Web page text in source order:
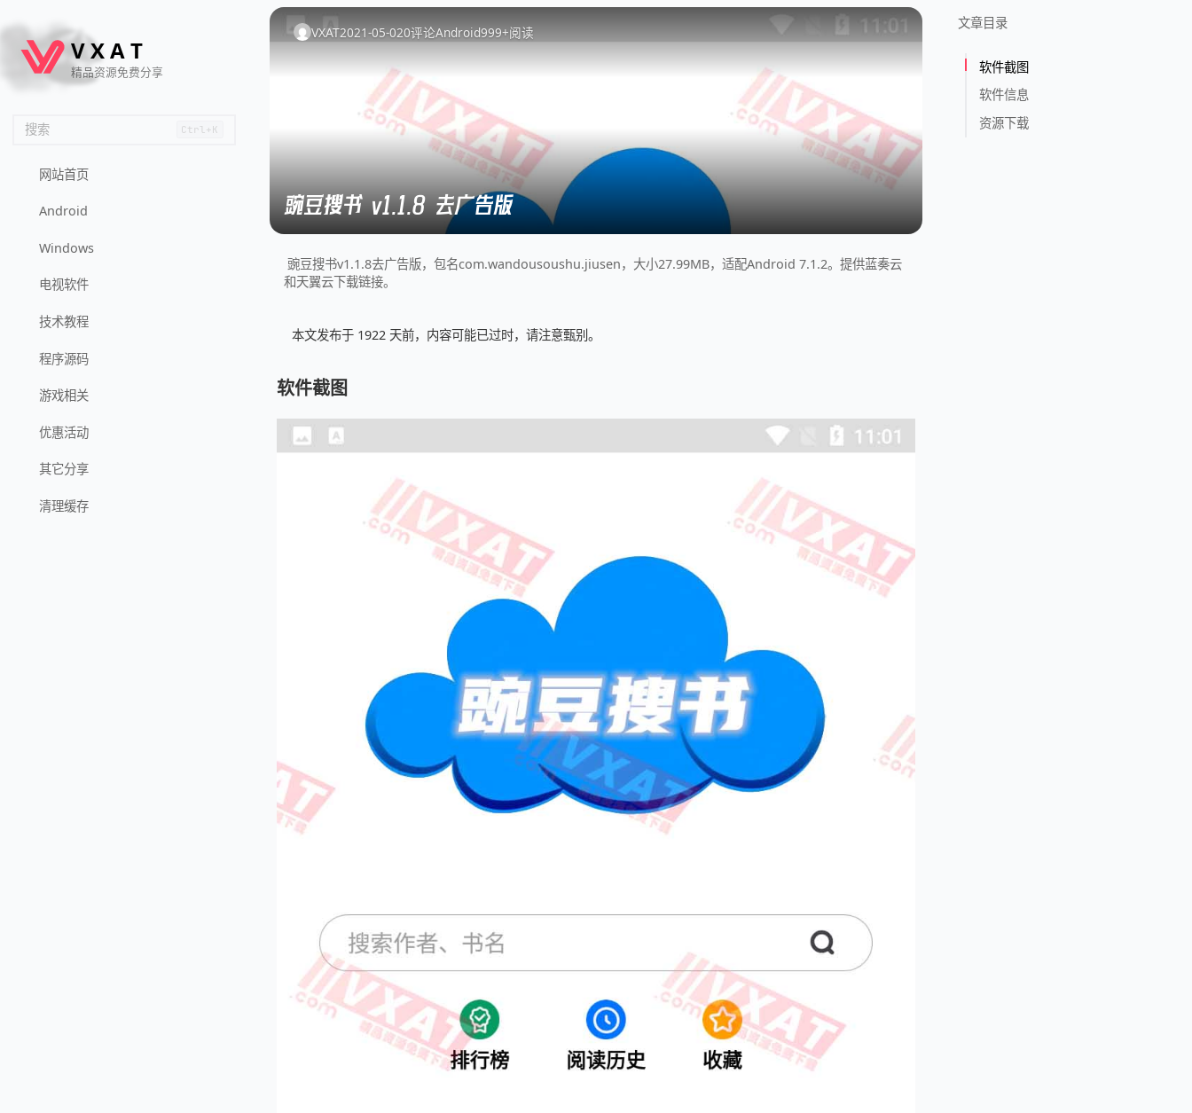
🙌
🐟
🏖️
VXA T
精品资源免费分享
搜索 Ctrl+K
网站首页
Android
Windows
电视软件
技术教程
程序源码
游戏相关
优惠活动
其它分享
清理缓存
VXAT2021-05-020评论Android999+阅读
豌豆搜书 v1.1.8 去广告版
豌豆搜书v1.1.8去广告版，包名com.wandousoushu.jiusen，大小27.99MB，适配Android 7.1.2。提供蓝奏云
和天翼云下载链接。
本文发布于 1922 天前，内容可能已过时，请注意甄别。
软件截图
文章目录
软件截图
软件信息
资源下载